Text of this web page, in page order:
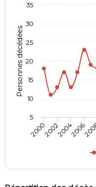
Personnes décédées
2000200220042006
5
10
15
20
25
30
35